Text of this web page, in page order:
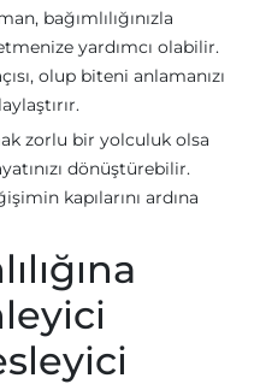
bağımlılığınızla
yardımcı olabilir.
olup biteni anlamanızı
zorlu bir yolculuk olsa
dönüştürebilir.
kapılarını ardına